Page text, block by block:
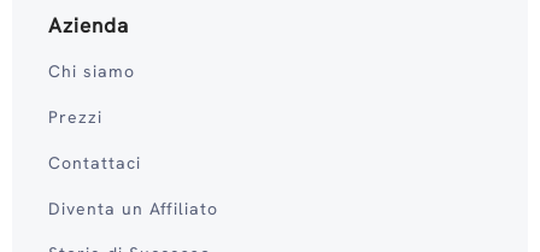
Azienda
Chi siamo
Prezzi
Contattaci
Diventa un Affiliato